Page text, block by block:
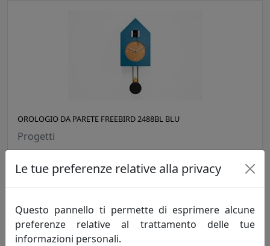
OROLOGIO DA PARETE FREEBIRD 2488BL BLU
Progetti
392,00 €
Le tue preferenze relative alla privacy
Questo pannello ti permette di esprimere alcune
preferenze relative al trattamento delle tue
informazioni personali.